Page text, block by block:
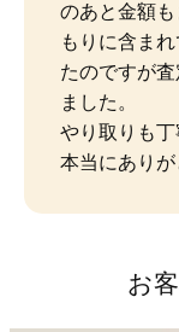
のあと金額
もりに含ま
たのですが
ました。
やり取りも丁
本当にありが
お